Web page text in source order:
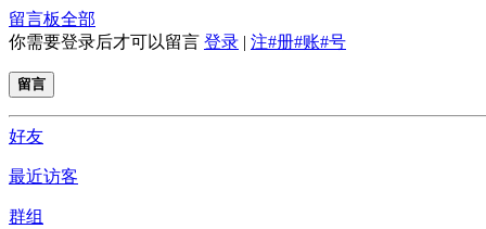
留言板全部
你需要登录后才可以留言 登录 | 注#册#账#号
留言
好友
最近访客
群组